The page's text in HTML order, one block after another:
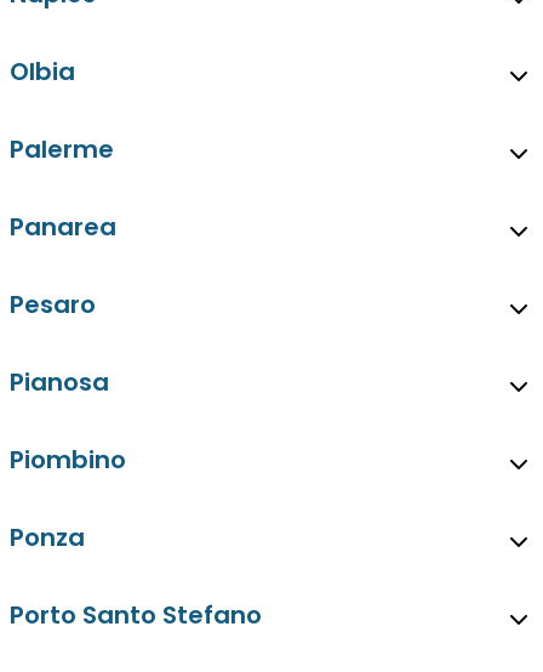
Olbia
Palerme
Panarea
Pesaro
Pianosa
Piombino
Ponza
Porto Santo Stefano